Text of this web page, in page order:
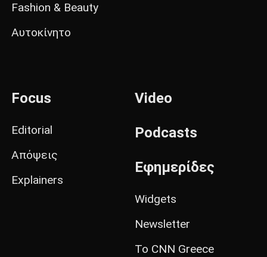
Fashion & Beauty
Αυτοκίνητο
Focus
Editorial
Απόψεις
Explainers
Video
Podcasts
Εφημερίδες
Widgets
Newsletter
Το CNN Greece